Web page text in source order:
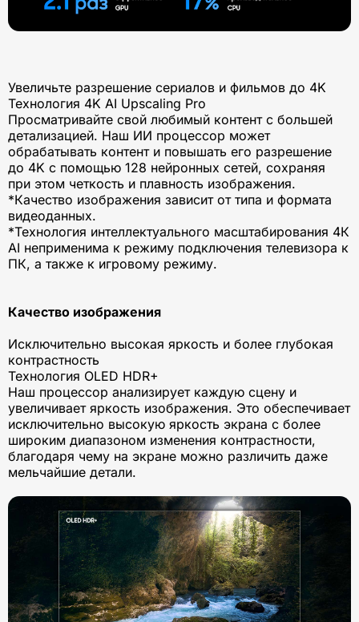
Увеличьте разрешение сериалов и фильмов до 4K
Технология 4K AI Upscaling Pro
Просматривайте свой любимый контент с большей
детализацией. Наш ИИ процессор может
обрабатывать контент и повышать его разрешение
до 4K с помощью 128 нейронных сетей, сохраняя
при этом четкость и плавность изображения.
*Качество изображения зависит от типа и формата
видеоданных.
*Технология интеллектуального масштабирования 4К
AI неприменима к режиму подключения телевизора к
ПК, а также к игровому режиму.
Качество изображения
Исключительно высокая яркость и более глубокая
контрастность
Технология OLED HDR+
Наш процессор анализирует каждую сцену и
увеличивает яркость изображения. Это обеспечивает
исключительно высокую яркость экрана с более
широким диапазоном изменения контрастности,
благодаря чему на экране можно различить даже
мельчайшие детали.